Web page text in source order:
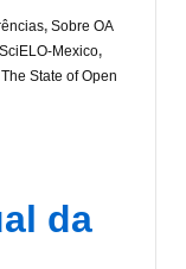
, Sobre OA
Mexico,
The State of Open
da